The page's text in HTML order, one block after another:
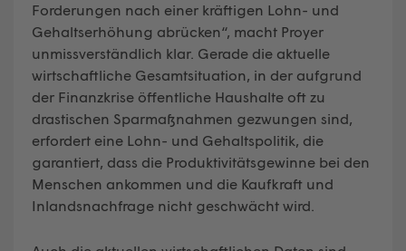
Forderungen nach einer kräftigen Lohn- und
Gehaltserhöhung abrücken“, macht Proyer
unmissverständlich klar. Gerade die aktuelle
wirtschaftliche Gesamtsituation, in der aufgrund
der Finanzkrise öffentliche Haushalte oft zu
drastischen Sparmaßnahmen gezwungen sind,
erfordert eine Lohn- und Gehaltspolitik, die
garantiert, dass die Produktivitätsgewinne bei den
Menschen ankommen und die Kaufkraft und
Inlandsnachfrage nicht geschwächt wird.